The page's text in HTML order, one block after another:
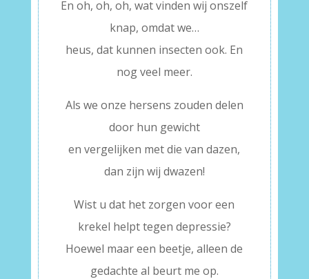
En oh, oh, oh, wat vinden wij onszelf
knap, omdat we…
heus, dat kunnen insecten ook. En
nog veel meer.
Als we onze hersens zouden delen
door hun gewicht
en vergelijken met die van dazen,
dan zijn wij dwazen!
Wist u dat het zorgen voor een
krekel helpt tegen depressie?
Hoewel maar een beetje, alleen de
gedachte al beurt me op.